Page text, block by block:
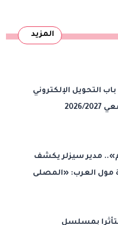
المزيد
التحويل الإلكتروني
2027
مدير سيزلر يكشف
مول العرب: «المصلى
بمسلسل